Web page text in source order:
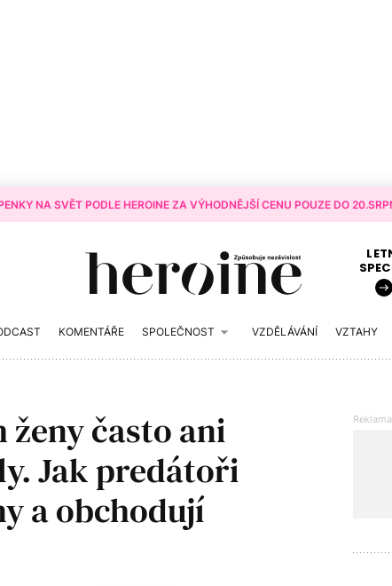
NA SVĚT PODLE HEROINE ZA VÝHODNĚJŠÍ CENU POUZE DO
KOMENTÁŘE SPOLEČNOST VZDĚLÁVÁNÍ VZTAHY
často ani
Jak predátoři
a obchodují